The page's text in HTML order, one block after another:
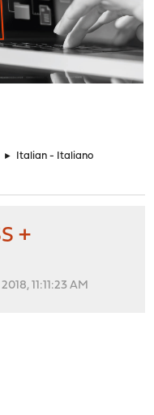
► Italian - Italiano
+
11:11:23 AM